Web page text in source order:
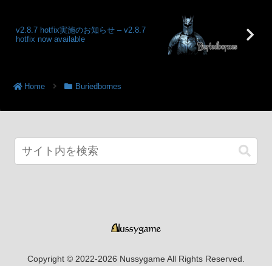
v2.8.7 hotfix実施のお知らせ – v2.8.7
hotfix now available
Home Buriedbornes
Copyright © 2022-2026 Nussygame All Rights Reserved.